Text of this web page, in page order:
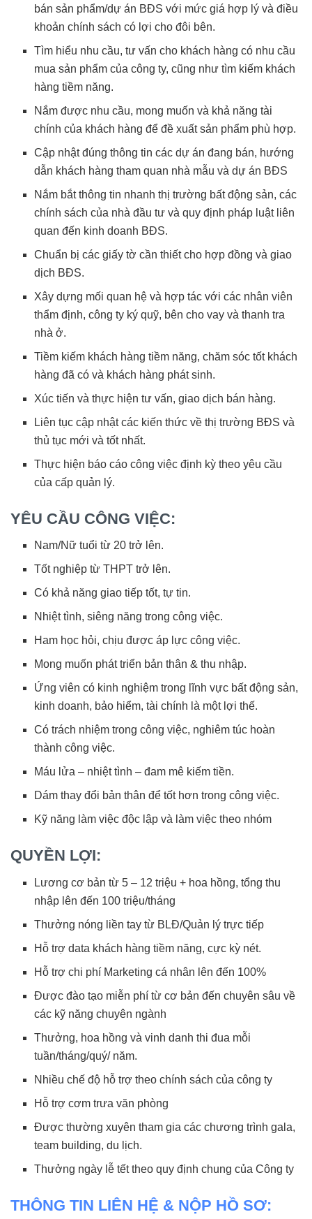
bán sản phẩm/dự án BĐS với mức giá hợp lý và điều
khoản chính sách có lợi cho đôi bên.
Tìm hiểu nhu cầu, tư vấn cho khách hàng có nhu cầu
mua sản phẩm của công ty, cũng như tìm kiếm khách
hàng tiềm năng.
Nắm được nhu cầu, mong muốn và khả năng tài
chính của khách hàng để đề xuất sản phẩm phù hợp.
Cập nhật đúng thông tin các dự án đang bán, hướng
dẫn khách hàng tham quan nhà mẫu và dự án BĐS
Nắm bắt thông tin nhanh thị trường bất động sản, các
chính sách của nhà đầu tư và quy định pháp luật liên
quan đến kinh doanh BĐS.
Chuẩn bị các giấy tờ cần thiết cho hợp đồng và giao
dịch BĐS.
Xây dựng mối quan hệ và hợp tác với các nhân viên
thẩm định, công ty ký quỹ, bên cho vay và thanh tra
nhà ở.
Tiềm kiếm khách hàng tiềm năng, chăm sóc tốt khách
hàng đã có và khách hàng phát sinh.
Xúc tiến và thực hiện tư vấn, giao dịch bán hàng.
Liên tục cập nhật các kiến thức về thị trường BĐS và
thủ tục mới và tốt nhất.
Thực hiện báo cáo công việc định kỳ theo yêu cầu
của cấp quản lý.
YÊU CẦU CÔNG VIỆC:
Nam/Nữ tuổi từ 20 trở lên.
Tốt nghiệp từ THPT trở lên.
Có khả năng giao tiếp tốt, tự tin.
Nhiệt tình, siêng năng trong công việc.
Ham học hỏi, chịu được áp lực công việc.
Mong muốn phát triển bản thân & thu nhập.
Ứng viên có kinh nghiệm trong lĩnh vực bất động sản,
kinh doanh, bảo hiểm, tài chính là một lợi thế.
Có trách nhiệm trong công việc, nghiêm túc hoàn
thành công việc.
Máu lửa – nhiệt tình – đam mê kiếm tiền.
Dám thay đổi bản thân để tốt hơn trong công việc.
Kỹ năng làm việc độc lập và làm việc theo nhóm
QUYỀN LỢI:
Lương cơ bản từ 5 – 12 triệu + hoa hồng, tổng thu
nhập lên đến 100 triệu/tháng
Thưởng nóng liền tay từ BLĐ/Quản lý trực tiếp
Hỗ trợ data khách hàng tiềm năng, cực kỳ nét.
Hỗ trợ chi phí Marketing cá nhân lên đến 100%
Được đào tạo miễn phí từ cơ bản đến chuyên sâu về
các kỹ năng chuyên ngành
Thưởng, hoa hồng và vinh danh thi đua mỗi
tuần/tháng/quý/ năm.
Nhiều chế độ hỗ trợ theo chính sách của công ty
Hỗ trợ cơm trưa văn phòng
Được thường xuyên tham gia các chương trình gala,
team building, du lịch.
Thưởng ngày lễ tết theo quy định chung của Công ty
THÔNG TIN LIÊN HỆ & NỘP HỒ SƠ: